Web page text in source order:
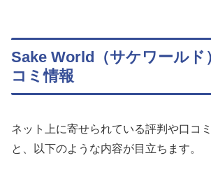
Sake World（サケワールド
コミ情報
ネット上に寄せられている評判や口コ
と、以下のような内容が目立ちます。